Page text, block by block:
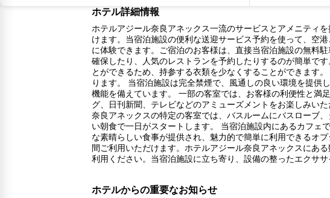
ホテル詳細情報
ホテルアジール奈良アネックス一流のサービスとアメニティ
けます。当宿泊施設の便利な送迎サービス予約を使って、空
に体験できます。ご宿泊のお客様は、直接当宿泊施設の無料
確保したり、人気のレストランを予約したりするのが簡単で
とができるため、持参する衣類を少なくすることができます
ります。 当宿泊施設は完全禁煙で、風通しの良い環境を提
機能を備えています。 一部の客室では、お客様の利便性と満
グ、日刊新聞、テレビなどのアミューズメントをお楽しみい
奈良アネックスの特定の客室では、バスルームにバスローブ
い朝食で一日がスタートします。 当宿泊施設内にあるカフェ
な素晴らしい食事が提供され、魅力的で簡単に利用できるオ
間ご利用いただけます。ホテルアジール奈良アネックスにあ
利用ください。当宿泊施設に立ち寄り、設備の整ったエクサ
ホテルからの重要なお知らせ